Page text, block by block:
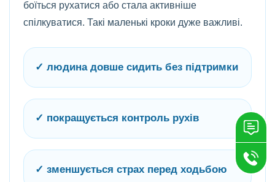
боїться рухатися або стала активніше
спілкуватися. Такі маленькі кроки дуже важливі.
✓ людина довше сидить без підтримки
✓ покращується контроль рухів
✓ зменшується страх перед ходьбою